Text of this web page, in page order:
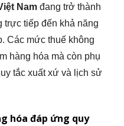
Nam đang trở thành
trực tiếp đến khả năng
Các mức thuế không
hàng hóa mà còn phụ
tắc xuất xứ và lịch sử
hóa đáp ứng quy